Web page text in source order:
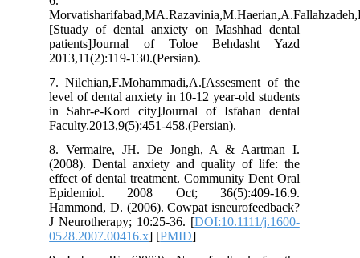
[Stuady of dental anxiety on Mashhad dental
patients]Journal of Toloe Behdasht Yazd
2013,11(2):119-130.(Persian).
7. Nilchian,F.Mohammadi,A.[Assesment of the
level of dental anxiety in 10-12 year-old students
in Sahr-e-Kord city]Journal of Isfahan dental
Faculty.2013,9(5):451-458.(Persian).
8. Vermaire, JH. De Jongh, A & Aartman I.
(2008). Dental anxiety and quality of life: the
effect of dental treatment. Community Dent Oral
Epidemiol. 2008 Oct; 36(5):409-16.9.
Hammond, D. (2006). Cowpat isneurofeedback?
J Neurotherapy; 10:25-36. [DOI:10.1111/j.1600-
0528.2007.00416.x] [PMID